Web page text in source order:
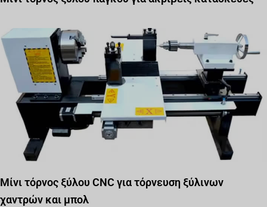
Μίνι τόρνος ξύλου CNC για τόρνευση ξύλινων
χαντρών και μπολ